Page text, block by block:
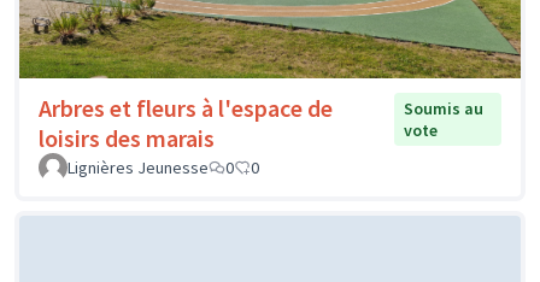
Arbres et fleurs à l'espace de
loisirs des marais
Soumis au
vote
Lignières Jeunesse
0 0